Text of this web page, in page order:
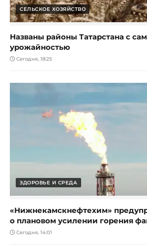
СЕЛЬСКОЕ ХОЗЯЙСТВО
Названы районы Татарстана с
урожайностью
Сегодня, 18:25
ЗДОРОВЬЕ И СРЕДА
«Нижнекамскнефтехим»
о плановом усилении горения
Сегодня, 14:01